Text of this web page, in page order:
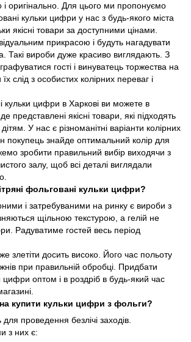
і оригінально. Для цього ми пропонуємо
кульки цифри у нас з будь-якого міста
якісні товари за доступними цінами.
прикрасою і будуть нагадувати
Такі вироби дуже красиво виглядають. З
гості і винуватець торжества на
слід з особистих колірних переваг і
кульки цифри в Харкові ви можете в
представлені якісні товари, які підходять
У нас є різноманітні варіанти колірних
покупець знайде оптимальний колір для
зробити правильний вибір виходячи з
залу, щоб всі деталі виглядали
фольговані кульки цифри?
і затребуваними на ринку є вироби з
щільною текстурою, а гелій не
Радуватиме гостей весь період
злетіти досить високо. Його час польоту
при правильній обробці. Придбати
цифри оптом і в роздріб в будь-який час
купити кульки цифри з фольги?
для проведення безлічі заходів.
з них є: